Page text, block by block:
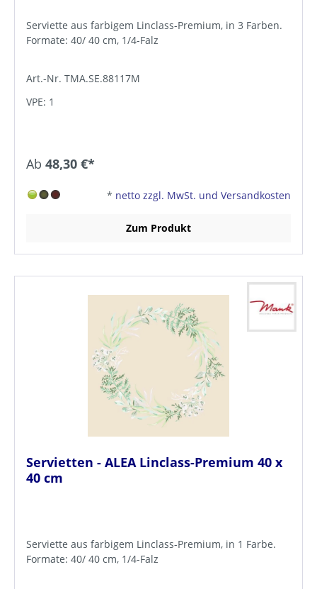
Serviette aus farbigem Linclass-Premium, in 3 Farben.
Formate: 40/ 40 cm, 1/4-Falz
Art.-Nr. TMA.SE.88117M
VPE: 1
Ab 48,30 €*
* netto zzgl. MwSt. und Versandkosten
Zum Produkt
Servietten - ALEA Linclass-Premium 40 x
40 cm
Serviette aus farbigem Linclass-Premium, in 1 Farbe.
Formate: 40/ 40 cm, 1/4-Falz